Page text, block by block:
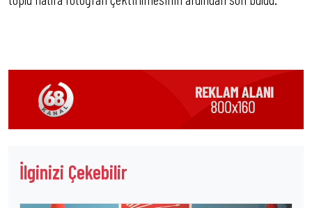
İlginizi Çekebilir